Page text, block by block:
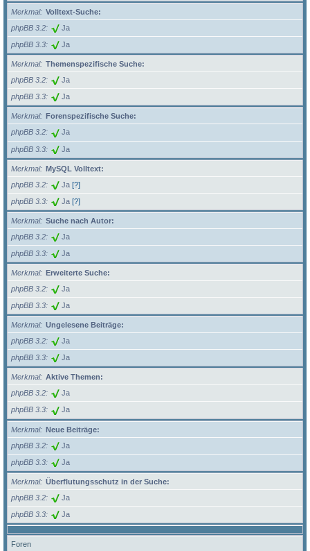
Merkmal
Volltext-Suche:
phpBB 3.2
Ja
phpBB 3.3 Ja
Merkmal
Themenspezifische Suche:
phpBB 3.2
Ja
phpBB 3.3 Ja
Merkmal
Forenspezifische Suche:
phpBB 3.2
Ja
phpBB 3.3 Ja
Merkmal
MySQL Volltext:
phpBB 3.2
Ja [?]
phpBB 3.3 Ja [?]
Merkmal
Suche nach Autor:
phpBB 3.2
Ja
phpBB 3.3 Ja
Merkmal
Erweiterte Suche:
phpBB 3.2
Ja
phpBB 3.3 Ja
Merkmal
Ungelesene Beiträge:
phpBB 3.2
Ja
phpBB 3.3 Ja
Merkmal
Aktive Themen:
phpBB 3.2
Ja
phpBB 3.3 Ja
Merkmal
Neue Beiträge:
phpBB 3.2
Ja
phpBB 3.3 Ja
Merkmal
Überflutungsschutz in der Suche:
phpBB 3.2
Ja
phpBB 3.3 Ja
Foren